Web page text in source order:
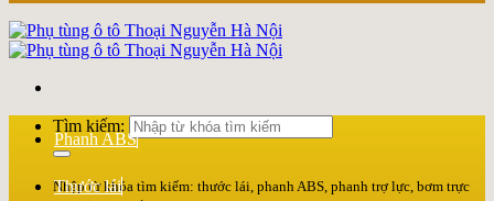
Tìm kiếm:
Nhập từ khóa tìm kiếm: thước lái, phanh ABS, phanh trợ lực, bơm trực
Phanh ABS
Thước lái